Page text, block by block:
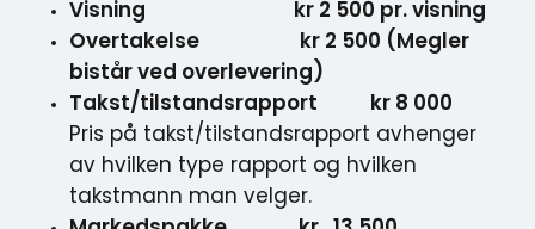
Visning kr 2 500 pr. visning
Overtakelse kr 2 500 (Megler
bistår ved overlevering)
Takst/tilstandsrapport kr 8 000
Pris på takst/tilstandsrapport avhenger
av hvilken type rapport og hvilken
takstmann man velger.